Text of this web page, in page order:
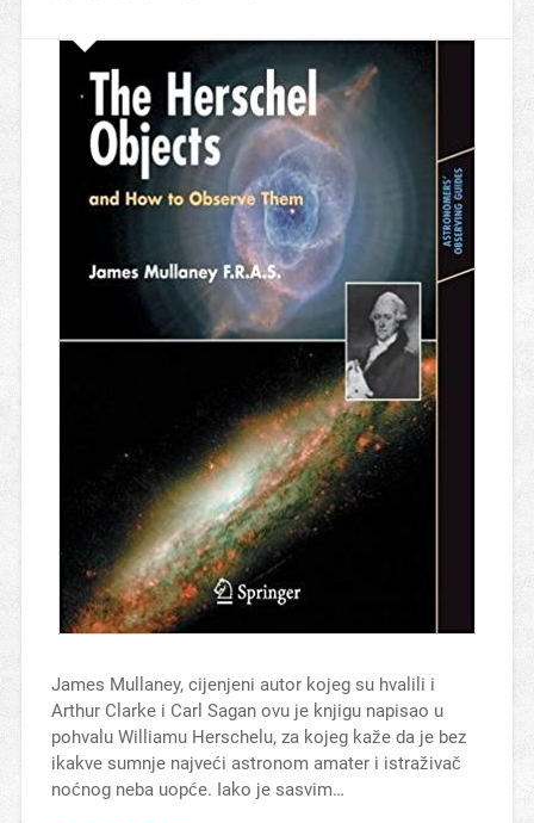
James Mullaney, cijenjeni autor kojeg su hvalili i
Arthur Clarke i Carl Sagan ovu je knjigu napisao u
pohvalu Williamu Herschelu, za kojeg kaže da je bez
ikakve sumnje najveći astronom amater i istraživač
noćnog neba uopće. Iako je sasvim…